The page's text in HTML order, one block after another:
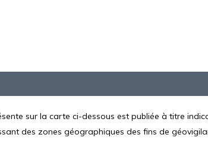
sur la carte ci-dessous est publiée à titre
des zones géographiques des fins de